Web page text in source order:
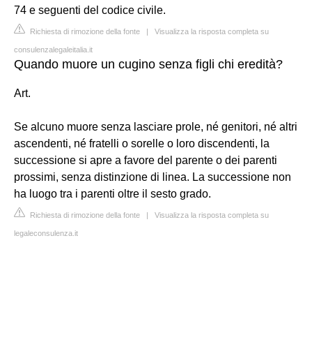
74 e seguenti del codice civile.
Richiesta di rimozione della fonte | Visualizza la risposta completa su
consulenzalegaleitalia.it
Quando muore un cugino senza figli chi eredità?
Art.
Se alcuno muore senza lasciare prole, né genitori, né altri
ascendenti, né fratelli o sorelle o loro discendenti, la
successione si apre a favore del parente o dei parenti
prossimi, senza distinzione di linea. La successione non
ha luogo tra i parenti oltre il sesto grado.
Richiesta di rimozione della fonte | Visualizza la risposta completa su
legaleconsulenza.it